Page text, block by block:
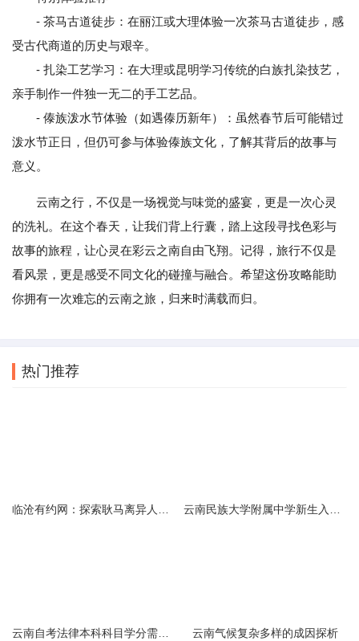
- 茶马古道徒步：在丽江或大理体验一次茶马古道徒步，感
受古代商道的历史与艰辛。
- 扎染工艺学习：在大理或昆明学习传统的白族扎染技艺，
亲手制作一件独一无二的手工艺品。
- 傣族泼水节体验（如遇傣历新年）：虽然春节后可能错过
泼水节正日，但仍可参与体验傣族文化，了解其背后的故事与
意义。
云南之行，不仅是一场视觉与味觉的盛宴，更是一次心灵
的洗礼。在这个春天，让我们背上行囊，踏上这段寻找色彩与
故事的旅程，让心灵在彩云之南自由飞翔。记得，旅行不仅是
看风景，更是感受不同文化的碰撞与融合。希望这份攻略能助
你拥有一次难忘的云南之旅，归来时满载而归。
热门推荐
云南气候复杂多样的成因探析